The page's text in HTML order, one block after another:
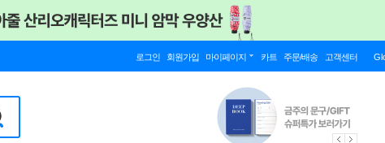
로그인 회원가입 마이페이지 카트 주문/배송 고객센터